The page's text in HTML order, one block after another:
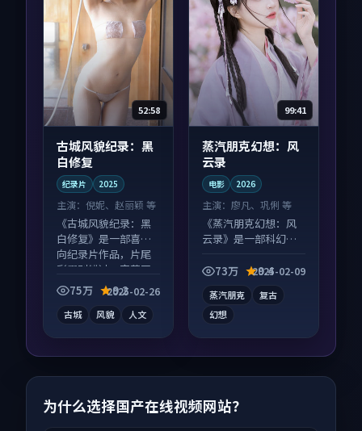
52:58
古城风貌纪录：黑
白修复
纪录片 2025
主演： 倪妮、赵丽颖 等
《古城风貌纪录：黑
白修复》是一部喜剧
向纪录片作品，片尾
彩蛋别错过，字幕区
常有惊喜。
75万 9.2
2025-02-26
古城 风貌 人文
99:41
蒸汽朋克幻想：风
云录
电影 2026
主演：廖凡、巩俐 等
《蒸汽朋克幻想：风
云录》是一部科幻向
层层推进，尾声常有
73万 9.4
2025-02-09
蒸汽朋克
复古
幻想
为什么选择国产在线视频网站？